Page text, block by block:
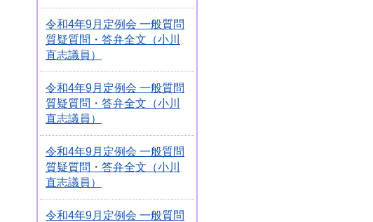
令和4年9月定例会 一般質問
質疑質問・答弁全文（小川
直志議員）
令和4年9月定例会 一般質問
質疑質問・答弁全文（小川
直志議員）
令和4年9月定例会 一般質問
質疑質問・答弁全文（小川
直志議員）
令和4年9月定例会 一般質問